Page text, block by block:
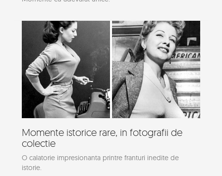
Momente istorice rare, in fotografii de
colectie
O calatorie impresionanta printre franturi inedite de
istorie.